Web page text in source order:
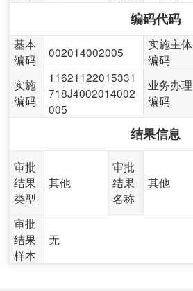
编码代码
基本
编码
002014002005
实施主体
编码
实施
编码
11621122015331
718J4002014002
005
业务办理
编码
结果信息
审批
结果
类型
其他
审批
结果
名称
其他
审批
结果
样本
无